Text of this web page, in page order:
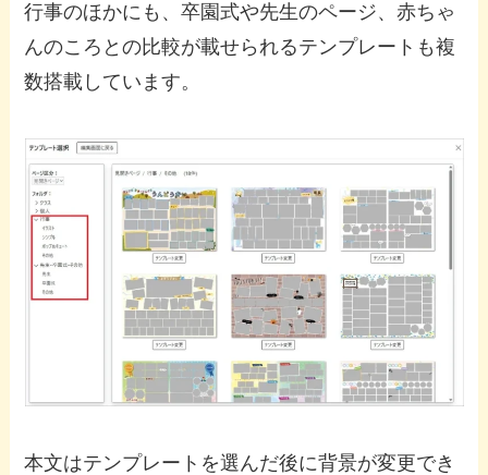
行事のほかにも、卒園式や先生のページ、赤ちゃ
んのころとの比較が載せられるテンプレートも複
数搭載しています。
本文はテンプレートを選んだ後に背景が変更でき